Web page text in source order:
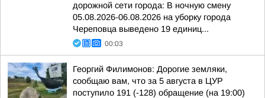
дорожной сети города: В ночную смену
05.08.2026-06.08.2026 на уборку города
Череповца выведено 19 единиц...
00:03
Георгий Филимонов: Дорогие земляки,
сообщаю вам, что за 5 августа в ЦУР
поступило 191 (-128) обращение (на 19:00)